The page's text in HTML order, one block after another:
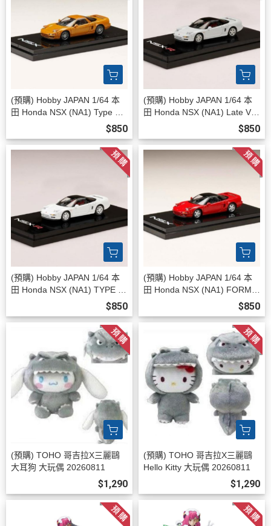
(預購) Hobby JAPAN 1/64 本
田 Honda NSX (NA1) Type S
ZERO IMORA ORANGE PEA
RL HJ648006SP 20260811
$850
(預購) Hobby JAPAN 1/64 本
田 Honda NSX (NA1) Late Ver
sion 1994 CHAMPIONSHIP W
HITE HJ647006BW 20260811
$850
(預購) Hobby JAPAN 1/64 本
田 Honda NSX (NA1) TYPE R
(NA1) 1992 CHAMPIONSHIP
WHITE HJ647006AW 202608
$850
(預購) Hobby JAPAN 1/64 本
田 Honda NSX (NA1) FORMU
LA RED HJ646006R 2026081
$850
(預購) TOHO 哥吉拉X三麗鷗
大耳狗 大玩偶 20260811
$1,290
(預購) TOHO 哥吉拉X三麗鷗
Hello Kitty 大玩偶 20260811
$1,290